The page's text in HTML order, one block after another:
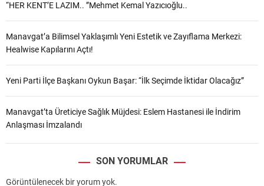
“HER KENT’E LAZIM.. ”Mehmet Kemal Yazıcıoğlu..
Manavgat’a Bilimsel Yaklaşımlı Yeni Estetik ve Zayıflama Merkezi:
Healwise Kapılarını Açtı!
Yeni Parti İlçe Başkanı Oykun Başar: “İlk Seçimde İktidar Olacağız”
Manavgat’ta Üreticiye Sağlık Müjdesi: Eslem Hastanesi ile İndirim
Anlaşması İmzalandı
SON YORUMLAR
Görüntülenecek bir yorum yok.